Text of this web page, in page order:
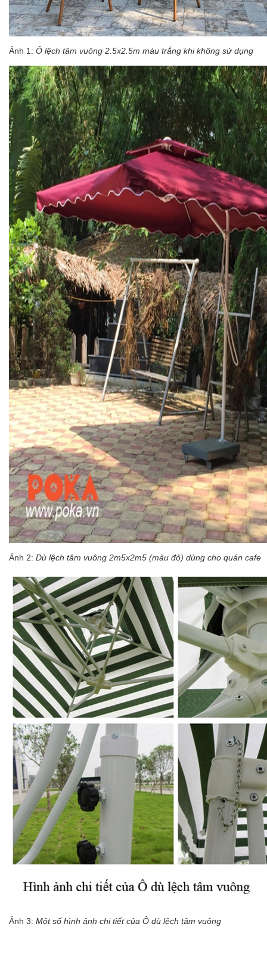
Ảnh 1: Ô lệch tâm vuông 2.5x2.5m màu trắng khi không sử dụng
Ảnh 2: Dù lệch tâm vuông 2m5x2m5 (màu đỏ) dùng cho quán cafe
Ảnh 3: Một số hình ảnh chi tiết của Ô dù lệch tâm vuông